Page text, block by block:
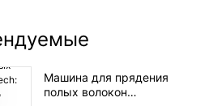
Машина для прядения
полых волокон